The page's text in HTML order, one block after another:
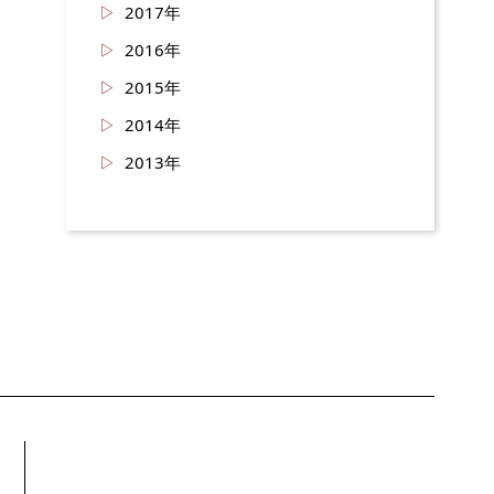
2017年
2016年
2015年
2014年
2013年